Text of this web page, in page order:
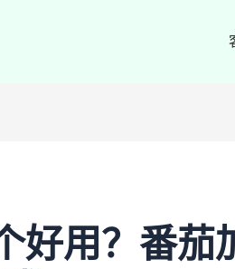
好用？番茄